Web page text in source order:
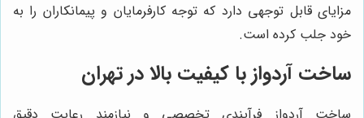
مزایای قابل توجهی دارد که توجه کارفرمایان و پیمانکاران را به
خود جلب کرده است.
ساخت آردواز با کیفیت بالا در تهران